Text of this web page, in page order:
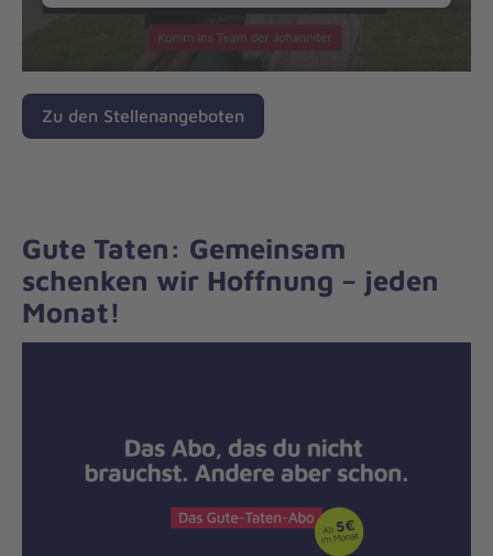
Zu den Stellenangeboten
Gute Taten: Gemeinsam
schenken wir Hoffnung – jeden
Monat!